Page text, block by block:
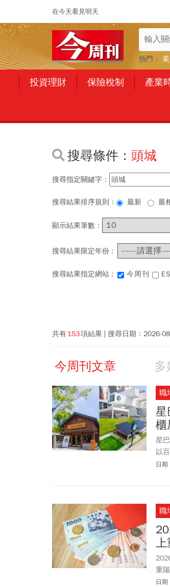
在今天看見明天
熱門：
投資理財 保險稅制 產業
搜尋條件： 頭城
搜尋指定關鍵字：
搜尋結果排序規則： 最新 最
顯示結果筆數：
搜尋結果限定年份 :
搜尋結果指定網站 : 今周刊
共有153項結果 搜尋日期： 2026-
今周刊文章 多
職
星
櫃
星
以
海
日
職
上
重
市
日